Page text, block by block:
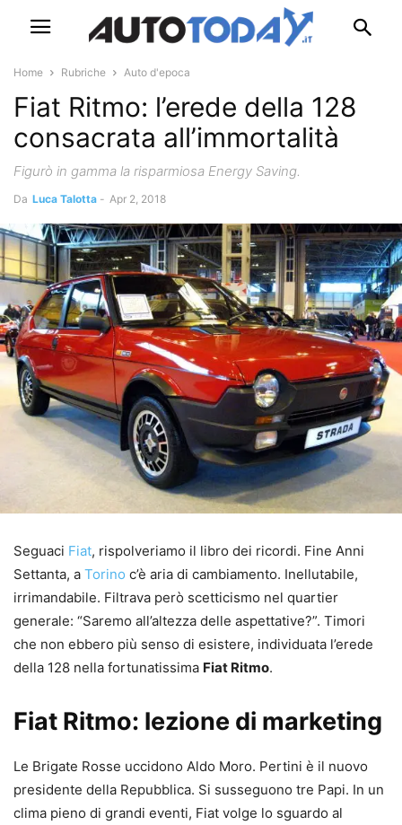
Home Rubriche Auto d'epoca
Fiat Ritmo: l’erede della 128
consacrata all’immortalità
Figurò in gamma la risparmiosa Energy Saving.
Da Luca Talotta - Apr 2, 2018
Seguaci Fiat, rispolveriamo il libro dei ricordi. Fine Anni
Settanta, a Torino c’è aria di cambiamento. Inellutabile,
irrimandabile. Filtrava però scetticismo nel quartier
generale: “Saremo all’altezza delle aspettative?”. Timori
che non ebbero più senso di esistere, individuata l’erede
della 128 nella fortunatissima Fiat Ritmo.
Fiat Ritmo: lezione di marketing
Le Brigate Rosse uccidono Aldo Moro. Pertini è il nuovo
presidente della Repubblica. Si susseguono tre Papi. In un
clima pieno di grandi eventi, Fiat volge lo sguardo al